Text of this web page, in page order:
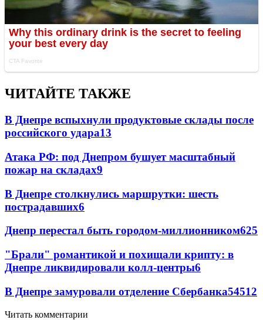
ЧИТАЙТЕ ТАКЖЕ
В Днепре вспыхнули продуктовые склады после
российского удара13
Атака РФ: под Днепром бушует масштабный
пожар на складах9
В Днепре столкнулись маршрутки: шесть
пострадавших6
Днепр перестал быть городом-миллионником625
"Брали" романтикой и похищали крипту: в
Днепре ликвидировали колл-центры6
В Днепре замуровали отделение Сбербанка54512
Читать комментарии